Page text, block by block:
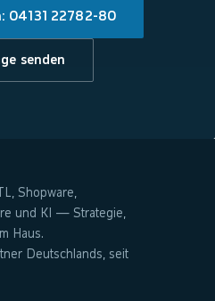
04131 22782-80
senden
Shopware,
und KI — Strategie,
Haus.
Deutschlands, seit